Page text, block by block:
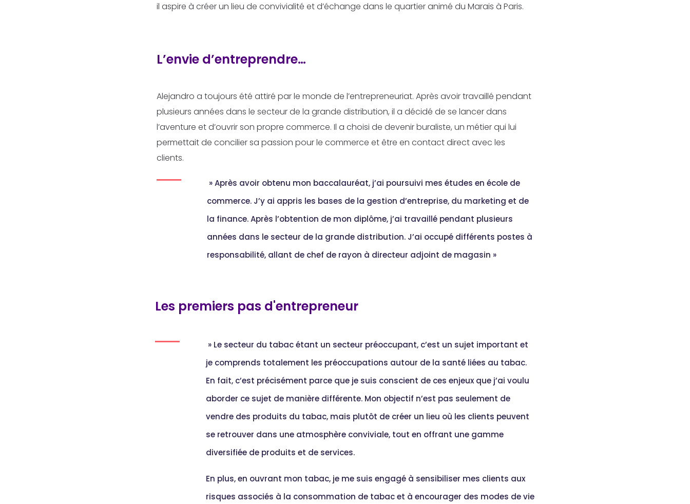
il aspire à créer un lieu de convivialité et d’échange dans le quartier animé du Marais à Paris.
L’envie d’entreprendre…
Alejandro a toujours été attiré par le monde de l’entrepreneuriat. Après avoir travaillé pendant
plusieurs années dans le secteur de la grande distribution, il a décidé de se lancer dans
l’aventure et d’ouvrir son propre commerce. Il a choisi de devenir buraliste, un métier qui lui
permettait de concilier sa passion pour le commerce et être en contact direct avec les
clients.
» Après avoir obtenu mon baccalauréat, j’ai poursuivi mes études en école de
commerce. J’y ai appris les bases de la gestion d’entreprise, du marketing et de
la finance. Après l’obtention de mon diplôme, j’ai travaillé pendant plusieurs
années dans le secteur de la grande distribution. J’ai occupé différents postes à
responsabilité, allant de chef de rayon à directeur adjoint de magasin »
Les premiers pas d'entrepreneur
» Le secteur du tabac étant un secteur préoccupant, c’est un sujet important et
je comprends totalement les préoccupations autour de la santé liées au tabac.
En fait, c’est précisément parce que je suis conscient de ces enjeux que j’ai voulu
aborder ce sujet de manière différente. Mon objectif n’est pas seulement de
vendre des produits du tabac, mais plutôt de créer un lieu où les clients peuvent
se retrouver dans une atmosphère conviviale, tout en offrant une gamme
diversifiée de produits et de services.
En plus, en ouvrant mon tabac, je me suis engagé à sensibiliser mes clients aux
risques associés à la consommation de tabac et à encourager des modes de vie